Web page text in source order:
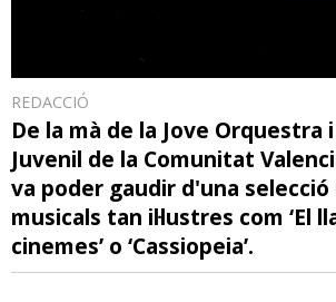
REDACCIÓ
De la mà de la Jove Orquestra
Juvenil de la Comunitat
va poder gaudir d'una selecció
musicals tan il·lustres com ‘El
cinemes’ o ‘Cassiopeia’.